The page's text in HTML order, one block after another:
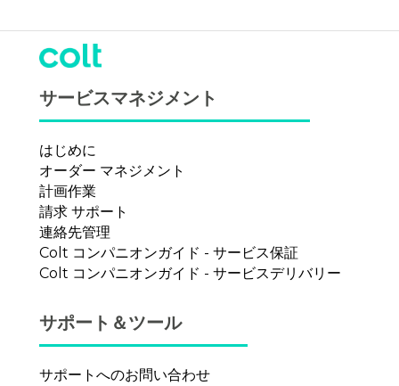
ナ
ビ
ゲ
シ
ョ
ン
サービスマネジメント
はじめに
オーダー マネジメント
計画作業
請求 サポート
連絡先管理
Colt コンパニオンガイド - サービス保証
Colt コンパニオンガイド - サービスデリバリー
サポート＆ツール
サポートへのお問い合わせ